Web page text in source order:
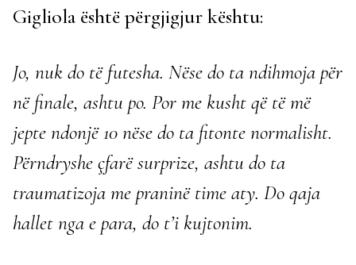
Gigliola është përgjigjur kështu:
Jo, nuk do të futesha. Nëse do ta ndihmoja për
në finale, ashtu po. Por me kusht që të më
jepte ndonjë 10 nëse do ta fitonte normalisht.
Përndryshe çfarë surprize, ashtu do ta
traumatizoja me praninë time aty. Do qaja
hallet nga e para, do t’i kujtonim.